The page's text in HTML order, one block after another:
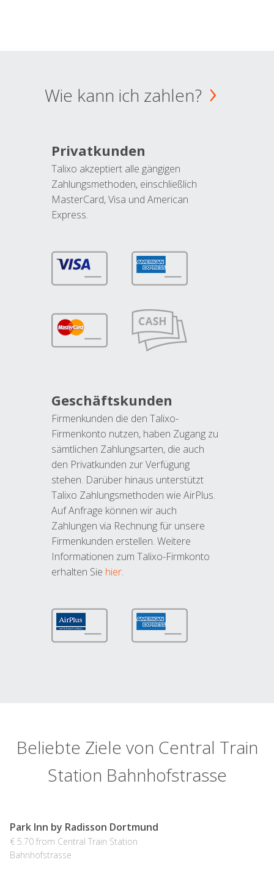
Wie kann ich zahlen?
Privatkunden
Talixo akzeptiert alle gängigen
Zahlungsmethoden, einschließlich
MasterCard, Visa und American
Express.
Geschäftskunden
Firmenkunden die den Talixo-
Firmenkonto nutzen, haben Zugang zu
sämtlichen Zahlungsarten, die auch
den Privatkunden zur Verfügung
stehen. Darüber hinaus unterstützt
Talixo Zahlungsmethoden wie AirPlus.
Auf Anfrage können wir auch
Zahlungen via Rechnung für unsere
Firmenkunden erstellen. Weitere
Informationen zum Talixo-Firmkonto
erhalten Sie hier.
Beliebte Ziele von Central Train
Station Bahnhofstrasse
Park Inn by Radisson Dortmund
€ 5.70 from Central Train Station
Bahnhofstrasse